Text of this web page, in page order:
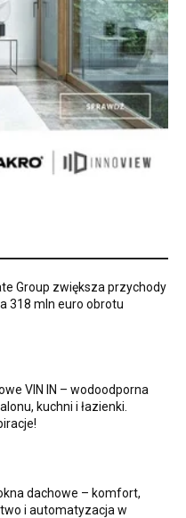
Group zwiększa przychody
318 mln euro obrotu
VIN IN – wodoodporna
kuchni i łazienki.
dachowe – komfort,
i automatyzacja w